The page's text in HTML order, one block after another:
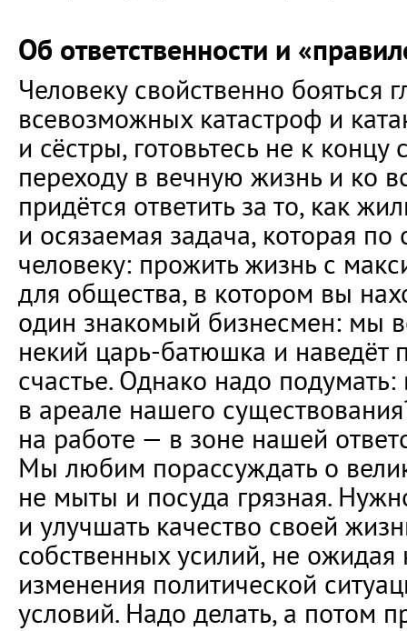
Об ответственности и
Человеку свойственно бояться
всевозможных катастроф и
и сёстры, готовьтесь не к концу
переходу в вечную жизнь и ко
придётся ответить за то, как
и осязаемая задача, которая
человеку: прожить жизнь с
для общества, в котором вы
один знакомый бизнесмен: мы
некий царь-батюшка и наведёт
счастье. Однако надо
в ареале нашего
на работе — в зоне нашей
Мы любим порассуждать о
не мыты и посуда грязная.
и улучшать качество своей
собственных усилий, не ожидая
изменения политической
условий. Надо делать, а потом